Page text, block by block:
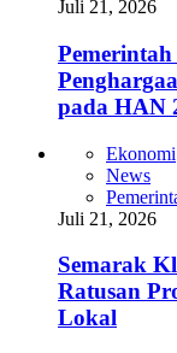
Juli 21, 2026
pada HAN
Ekonomi
News
Juli 21, 2026
Semarak
Ratusan
Lokal